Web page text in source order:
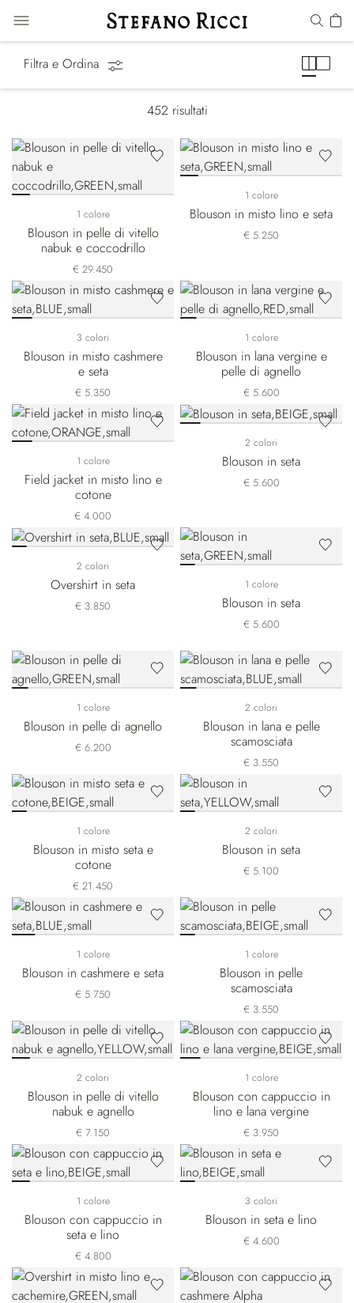
Filtra e Ordina
452 risultati
1 colore
Blouson in pelle di vitello
nabuk e coccodrillo
€ 29.450
1 colore
Blouson in misto lino e seta
€ 5.250
3 colori
Blouson in misto cashmere
e seta
€ 5.350
1 colore
Blouson in lana vergine e
pelle di agnello
€ 5.600
1 colore
Field jacket in misto lino e
cotone
€ 4.000
2 colori
Blouson in seta
€ 5.600
2 colori
Overshirt in seta
€ 3.850
1 colore
Blouson in seta
€ 5.600
1 colore
Blouson in pelle di agnello
€ 6.200
2 colori
Blouson in lana e pelle
scamosciata
€ 3.550
1 colore
Blouson in misto seta e
cotone
€ 21.450
2 colori
Blouson in seta
€ 5.100
1 colore
Blouson in cashmere e seta
€ 5.750
1 colore
Blouson in pelle
scamosciata
€ 3.550
2 colori
Blouson in pelle di vitello
nabuk e agnello
€ 7.150
1 colore
Blouson con cappuccio in
lino e lana vergine
€ 3.950
1 colore
Blouson con cappuccio in
seta e lino
€ 4.800
3 colori
Blouson in seta e lino
€ 4.600